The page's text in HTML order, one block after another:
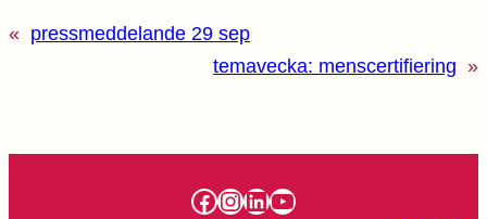
« pressmeddelande 29 sep
temavecka: menscertifiering »
Facebook
Instagram
LinkedIn
YouTube